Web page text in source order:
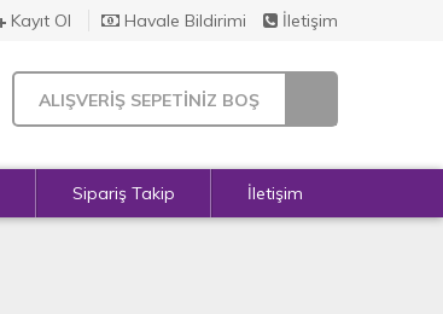
Kayıt Ol Havale Bildirimi İletişim
ALIŞVERİŞ SEPETİNİZ BOŞ
Sipariş Takip İletişim